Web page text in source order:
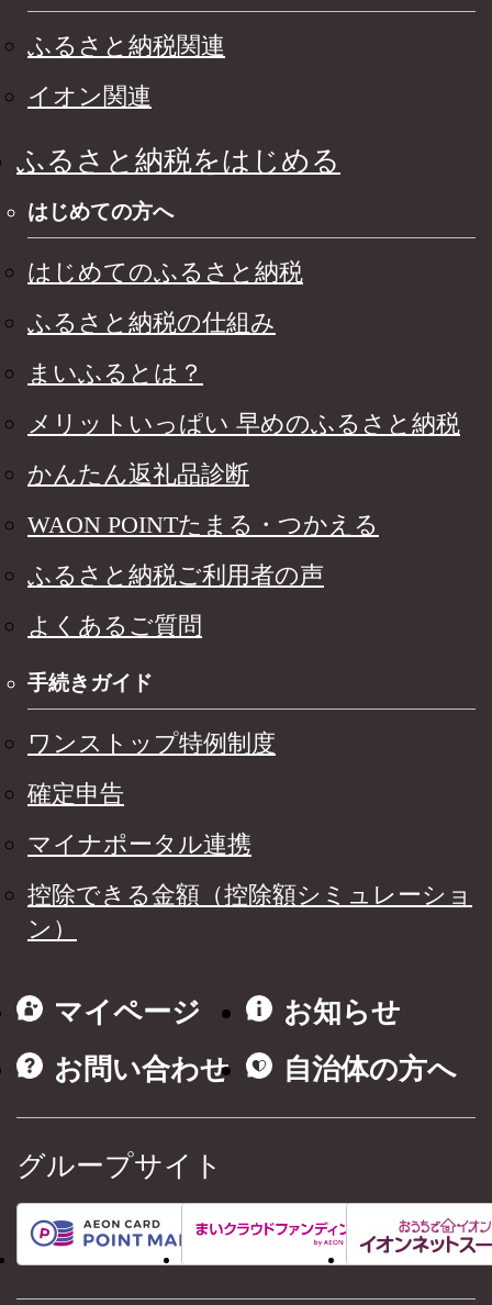
ふるさと納税関連
イオン関連
ふるさと納税をはじめる
はじめての方へ
はじめてのふるさと納税
ふるさと納税の仕組み
まいふるとは？
メリットいっぱい 早めのふるさと納税
かんたん返礼品診断
WAON POINTたまる・つかえる
ふるさと納税ご利用者の声
よくあるご質問
手続きガイド
ワンストップ特例制度
確定申告
マイナポータル連携
控除できる金額（控除額シミュレーショ
ン）
マイページ
お知らせ
お問い合わせ
自治体の方へ
グループサイト